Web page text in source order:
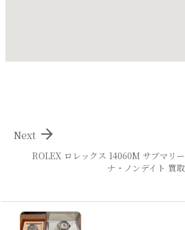
ROLEX ロレックス 14060M サブマリー
ナ・ノンデイト 買取

Next